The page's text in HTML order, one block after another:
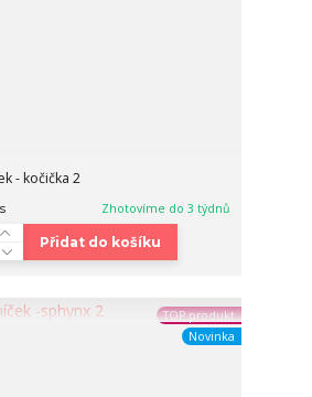
- kočička 2
Zhotovíme do 3 týdnů
Přidat do košíku
TOP produkt
Novinka